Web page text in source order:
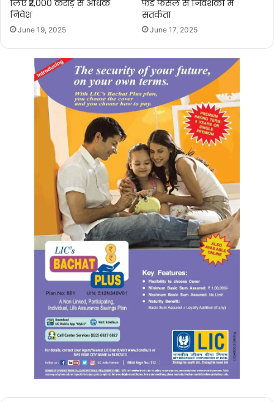
लिए ₹2,000 करोड़ से अधिक
निवेश
June 19, 2025
फेड फैसले से निवेशकों में
सतर्कता
June 17, 2025